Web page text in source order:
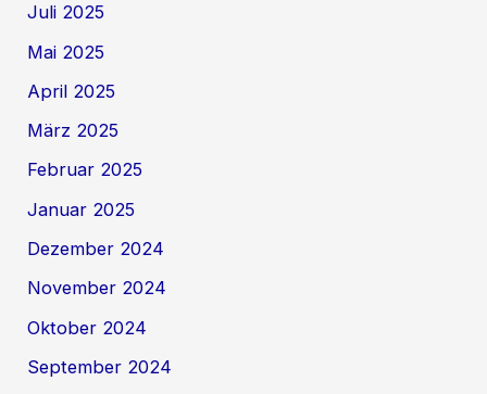
Juli 2025
Mai 2025
April 2025
März 2025
Februar 2025
Januar 2025
Dezember 2024
November 2024
Oktober 2024
September 2024